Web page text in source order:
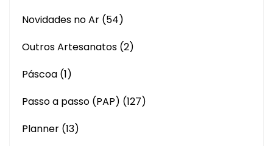
Novidades no Ar (54)
Outros Artesanatos (2)
Páscoa (1)
Passo a passo (PAP) (127)
Planner (13)